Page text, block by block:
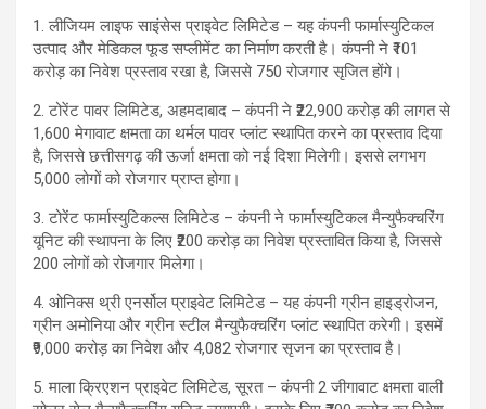
1. लीजियम लाइफ साइंसेस प्राइवेट लिमिटेड – यह कंपनी फार्मास्युटिकल
उत्पाद और मेडिकल फूड सप्लीमेंट का निर्माण करती है। कंपनी ने ₹101
करोड़ का निवेश प्रस्ताव रखा है, जिससे 750 रोजगार सृजित होंगे।
2. टोरेंट पावर लिमिटेड, अहमदाबाद – कंपनी ने ₹22,900 करोड़ की लागत से
1,600 मेगावाट क्षमता का थर्मल पावर प्लांट स्थापित करने का प्रस्ताव दिया
है, जिससे छत्तीसगढ़ की ऊर्जा क्षमता को नई दिशा मिलेगी। इससे लगभग
5,000 लोगों को रोजगार प्राप्त होगा।
3. टोरेंट फार्मास्युटिकल्स लिमिटेड – कंपनी ने फार्मास्युटिकल मैन्युफैक्चरिंग
यूनिट की स्थापना के लिए ₹200 करोड़ का निवेश प्रस्तावित किया है, जिससे
200 लोगों को रोजगार मिलेगा।
4. ओनिक्स थ्री एनर्सोल प्राइवेट लिमिटेड – यह कंपनी ग्रीन हाइड्रोजन,
ग्रीन अमोनिया और ग्रीन स्टील मैन्युफैक्चरिंग प्लांट स्थापित करेगी। इसमें
₹9,000 करोड़ का निवेश और 4,082 रोजगार सृजन का प्रस्ताव है।
5. माला क्रिएशन प्राइवेट लिमिटेड, सूरत – कंपनी 2 जीगावाट क्षमता वाली